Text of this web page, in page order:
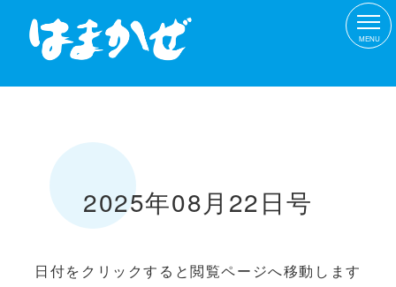
MENU
2025年08月22日号
日付をクリックすると閲覧ページへ移動します